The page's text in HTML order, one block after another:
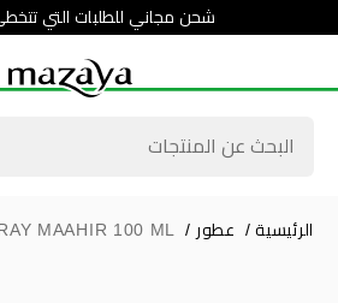
شحن مجاني للطلبات التي تتخطى ٣٥٠٠
الرئيسية / عطور /
MAAHIR 100 ML